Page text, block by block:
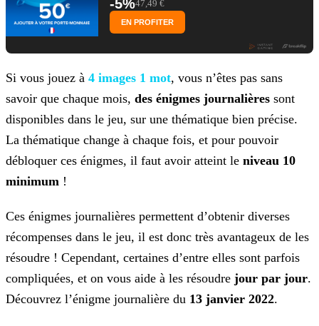
-5%47,49 €
EN PROFITER
Si vous jouez à 4 images 1 mot, vous n’êtes pas sans
savoir que chaque mois, des énigmes journalières sont
disponibles dans le jeu, sur une thématique bien précise.
La thématique change à chaque fois, et pour pouvoir
débloquer ces énigmes, il faut avoir atteint le niveau 10
minimum !
Ces énigmes journalières permettent d’obtenir diverses
récompenses dans le jeu, il est donc très avantageux de les
résoudre ! Cependant, certaines d’entre elles sont parfois
compliquées, et on vous aide à les résoudre jour par jour.
Découvrez l’énigme journalière du 13 janvier 2022.